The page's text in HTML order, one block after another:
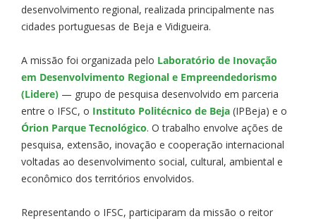
desenvolvimento regional, realizada principalmente nas
cidades portuguesas de Beja e Vidigueira.
A missão foi organizada pelo Laboratório de Inovação
em Desenvolvimento Regional e Empreendedorismo
(Lidere) — grupo de pesquisa desenvolvido em parceria
entre o IFSC, o Instituto Politécnico de Beja (IPBeja) e o
Órion Parque Tecnológico. O trabalho envolve ações de
pesquisa, extensão, inovação e cooperação internacional
voltadas ao desenvolvimento social, cultural, ambiental e
econômico dos territórios envolvidos.
Representando o IFSC, participaram da missão o reitor